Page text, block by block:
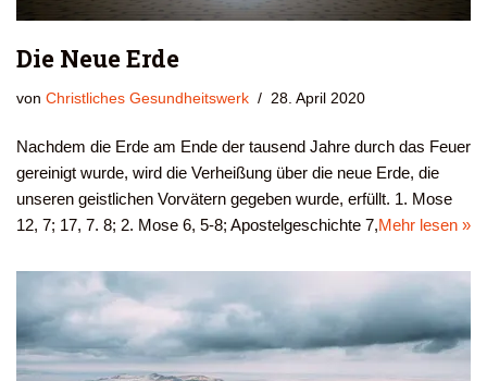
Die Neue Erde
von Christliches Gesundheitswerk 28. April 2020
Nachdem die Erde am Ende der tausend Jahre durch das Feuer
gereinigt wurde, wird die Verheißung über die neue Erde, die
unseren geistlichen Vorvätern gegeben wurde, erfüllt. 1. Mose
12, 7; 17, 7. 8; 2. Mose 6, 5-8; Apostelgeschichte 7,Mehr lesen »